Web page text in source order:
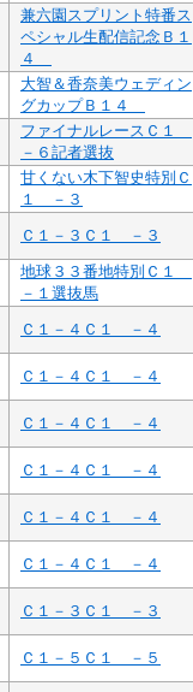
兼六園スプリント特番ス
ペシャル生配信記念Ｂ１
４
大智＆香奈美ウェディン
グカップＢ１４
ファイナルレースＣ１
－６記者選抜
甘くない木下智史特別Ｃ
１ －３
Ｃ１－３Ｃ１ －３
地球３３番地特別Ｃ１
－１選抜馬
Ｃ１－４Ｃ１ －４
Ｃ１－４Ｃ１ －４
Ｃ１－４Ｃ１ －４
Ｃ１－４Ｃ１ －４
Ｃ１－４Ｃ１ －４
Ｃ１－４Ｃ１ －４
Ｃ１－３Ｃ１ －３
Ｃ１－５Ｃ１ －５